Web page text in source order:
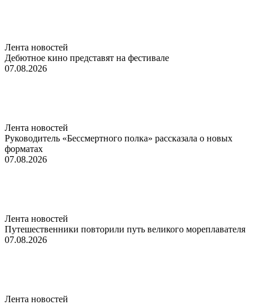
Лента новостей
Дебютное кино представят на фестивале
07.08.2026
Лента новостей
Руководитель «Бессмертного полка» рассказала о новых
форматах
07.08.2026
Лента новостей
Путешественники повторили путь великого мореплавателя
07.08.2026
Лента новостей